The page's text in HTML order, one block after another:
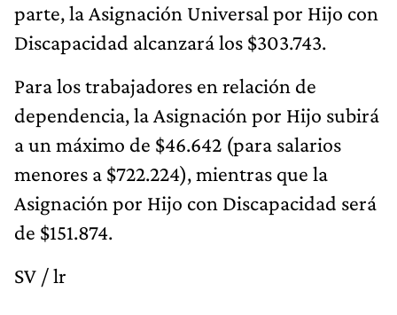
parte, la Asignación Universal por Hijo con
Discapacidad alcanzará los $303.743.
Para los trabajadores en relación de
dependencia, la Asignación por Hijo subirá
a un máximo de $46.642 (para salarios
menores a $722.224), mientras que la
Asignación por Hijo con Discapacidad será
de $151.874.
SV / lr